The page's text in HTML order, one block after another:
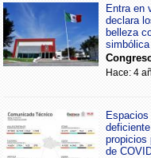
Entra en
declara
belleza
Hace: 4
propicios
de